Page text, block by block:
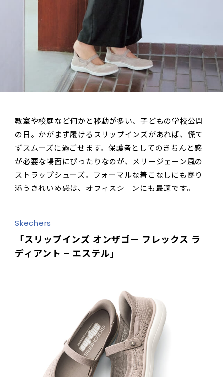
教室や校庭など何かと移動が多い、子どもの学校公開
の日。かがまず履けるスリップインズがあれば、慌て
ずスムーズに過ごせます。保護者としてのきちんと感
が必要な場面にぴったりなのが、メリージェーン風の
ストラップシューズ。フォーマルな着こなしにも寄り
添うきれいめ感は、オフィスシーンにも最適です。
Skechers
「スリップインズ オンザゴー フレックス ラ
ディアント – エステル」